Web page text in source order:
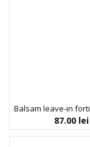
87.00 lei